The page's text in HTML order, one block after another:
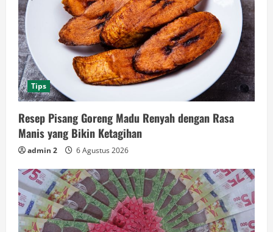
Tips
Resep Pisang Goreng Madu Renyah dengan Rasa
Manis yang Bikin Ketagihan
admin 2 6 Agustus 2026